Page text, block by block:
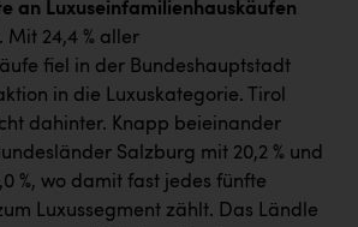
an Luxuseinfamilienhauskäufen
Mit 24,4 % aller
fiel in der Bundeshauptstadt
in die Luxuskategorie. Tirol
dahinter. Knapp beieinander
Salzburg mit 20,2 % und
%, wo damit fast jedes fünfte
Luxussegment zählt. Das Ländle